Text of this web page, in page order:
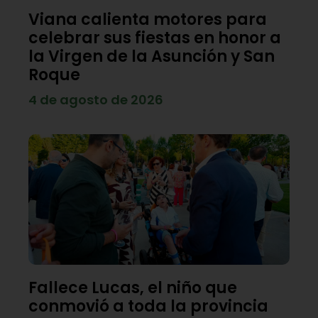
Viana calienta motores para
celebrar sus fiestas en honor a
la Virgen de la Asunción y San
Roque
4 de agosto de 2026
Fallece Lucas, el niño que
conmovió a toda la provincia